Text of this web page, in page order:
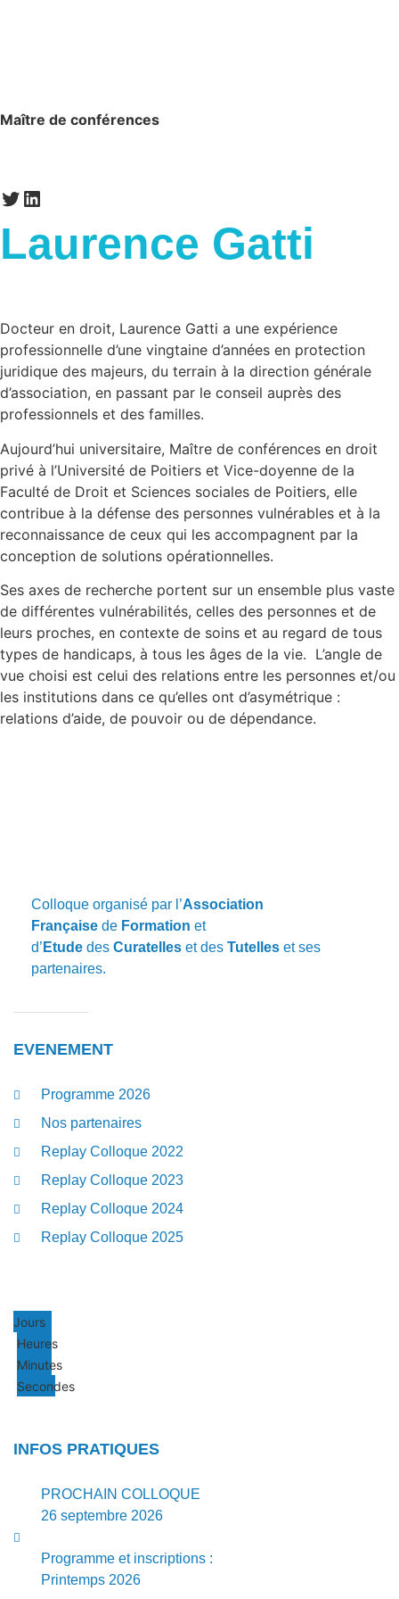
Maître de conférences
Laurence Gatti
Docteur en droit, Laurence Gatti a une expérience
professionnelle d’une vingtaine d’années en protection
juridique des majeurs, du terrain à la direction générale
d’association, en passant par le conseil auprès des
professionnels et des familles.
Aujourd’hui universitaire, Maître de conférences en droit
privé à l’Université de Poitiers et Vice-doyenne de la
Faculté de Droit et Sciences sociales de Poitiers, elle
contribue à la défense des personnes vulnérables et à la
reconnaissance de ceux qui les accompagnent par la
conception de solutions opérationnelles.
Ses axes de recherche portent sur un ensemble plus vaste
de différentes vulnérabilités, celles des personnes et de
leurs proches, en contexte de soins et au regard de tous
types de handicaps, à tous les âges de la vie. L’angle de
vue choisi est celui des relations entre les personnes et/ou
les institutions dans ce qu’elles ont d’asymétrique :
relations d’aide, de pouvoir ou de dépendance.
Colloque organisé par l’Association
Française de Formation et
d’ Etude des Curatelles et des Tutelles et ses
partenaires.
EVENEMENT
Programme 2026
Nos partenaires
Replay Colloque 2022
Replay Colloque 2023
Replay Colloque 2024
Replay Colloque 2025
Jours
Heures
Minutes
Secondes
INFOS PRATIQUES
PROCHAIN COLLOQUE
26 septembre 2026
Programme et inscriptions :
Printemps 2026